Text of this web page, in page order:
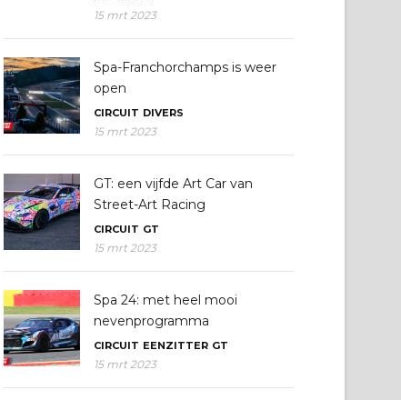
15 mrt 2023
Spa-Franchorchamps is weer
open
CIRCUIT DIVERS
15 mrt 2023
GT: een vijfde Art Car van
Street-Art Racing
CIRCUIT GT
15 mrt 2023
Spa 24: met heel mooi
nevenprogramma
CIRCUIT EENZITTER GT
15 mrt 2023